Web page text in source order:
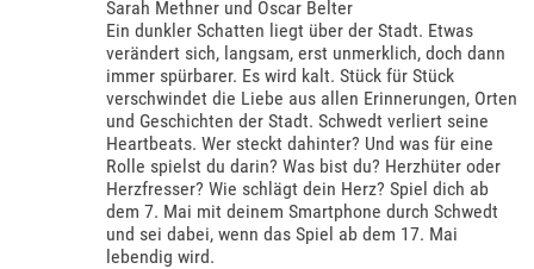
Sarah Methner und Oscar Belter
Ein dunkler Schatten liegt über der Stadt. Etwas
verändert sich, langsam, erst unmerklich, doch dann
immer spürbarer. Es wird kalt. Stück für Stück
verschwindet die Liebe aus allen Erinnerungen, Orten
und Geschichten der Stadt. Schwedt verliert seine
Heartbeats. Wer steckt dahinter? Und was für eine
Rolle spielst du darin? Was bist du? Herzhüter oder
Herzfresser? Wie schlägt dein Herz? Spiel dich ab
dem 7. Mai mit deinem Smartphone durch Schwedt
und sei dabei, wenn das Spiel ab dem 17. Mai
lebendig wird.